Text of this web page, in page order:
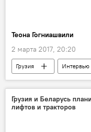
Теона Гогниашвили
2 марта 2017, 20:20
Грузия Интервью
В мире
Германия
Грузины за рубежом
Грузия и Беларусь
лифтов и тракторов